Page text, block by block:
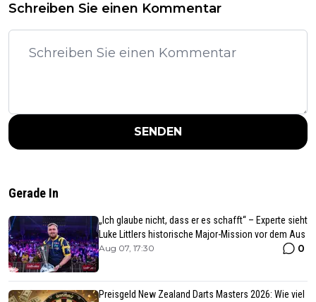
Schreiben Sie einen Kommentar
SENDEN
Gerade In
„Ich glaube nicht, dass er es schafft“ – Experte sieht
Luke Littlers historische Major-Mission vor dem Aus
Aug 07, 17:30 0
Preisgeld New Zealand Darts Masters 2026: Wie viel